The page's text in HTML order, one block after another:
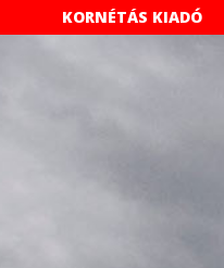
KORNÉTÁS KIADÓ